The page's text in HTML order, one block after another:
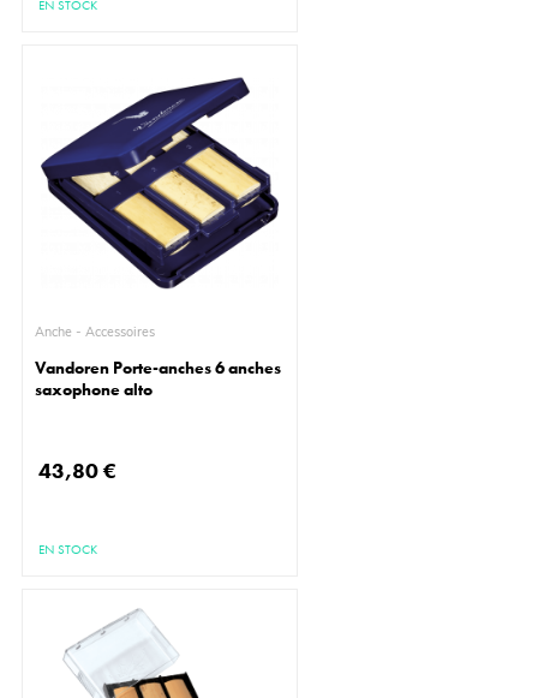
EN STOCK
Anche - Accessoires
Vandoren Porte-anches 6 anches
saxophone alto
43,80 €
EN STOCK